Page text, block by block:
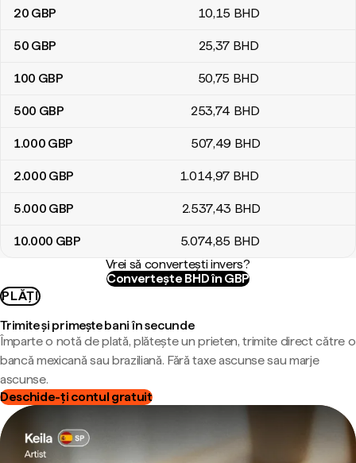
20 GBP 10,15 BHD
50 GBP 25,37 BHD
100 GBP 50,75 BHD
500 GBP 253,74 BHD
1.000 GBP 507,49 BHD
2.000 GBP 1.014,97 BHD
5.000 GBP 2.537,43 BHD
10.000 GBP 5.074,85 BHD
Vrei să convertești invers?
Convertește BHD în GBP
PLĂȚI
Trimite și primește bani în secunde
Împarte o notă de plată, plătește un prieten, trimite direct către o
bancă mexicană sau braziliană. Fără taxe ascunse sau marje
ascunse.
Deschide-ți contul gratuit